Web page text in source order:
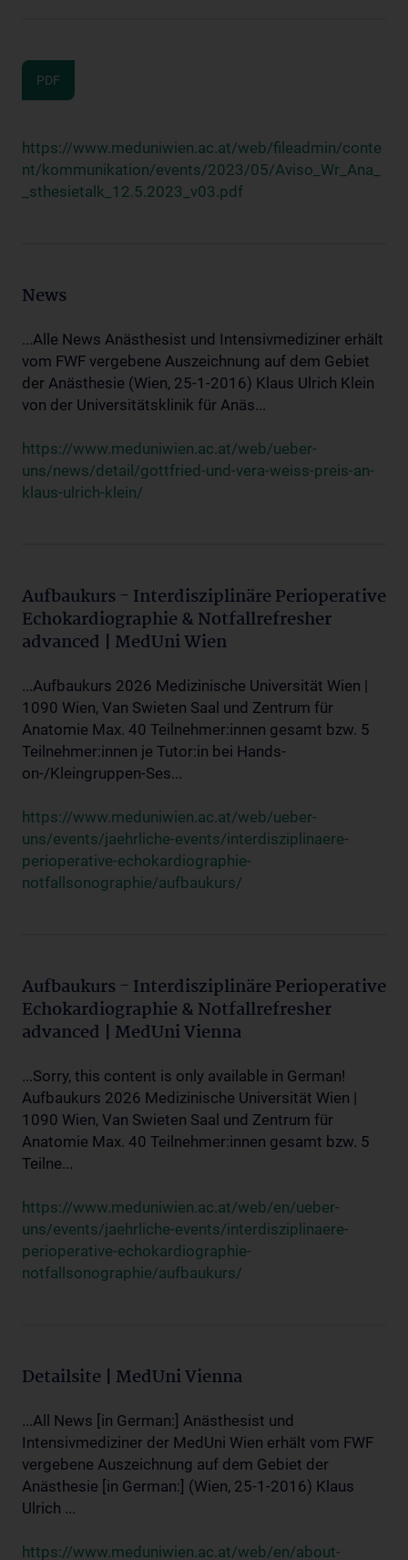
PDF
https://www.meduniwien.ac.at/web/fileadmin/conte
nt/kommunikation/events/2023/05/Aviso_Wr_Ana_
_sthesietalk_12.5.2023_v03.pdf
News
...Alle News Anästhesist und Intensivmediziner erhält
vom FWF vergebene Auszeichnung auf dem Gebiet
der Anästhesie (Wien, 25-1-2016) Klaus Ulrich Klein
von der Universitätsklinik für Anäs...
https://www.meduniwien.ac.at/web/ueber-
uns/news/detail/gottfried-und-vera-weiss-preis-an-
klaus-ulrich-klein/
Aufbaukurs - Interdisziplinäre Perioperative
Echokardiographie & Notfallrefresher
advanced | MedUni Wien
...Aufbaukurs 2026 Medizinische Universität Wien |
1090 Wien, Van Swieten Saal und Zentrum für
Anatomie Max. 40 Teilnehmer:innen gesamt bzw. 5
Teilnehmer:innen je Tutor:in bei Hands-
on-/Kleingruppen-Ses...
https://www.meduniwien.ac.at/web/ueber-
uns/events/jaehrliche-events/interdisziplinaere-
perioperative-echokardiographie-
notfallsonographie/aufbaukurs/
Aufbaukurs - Interdisziplinäre Perioperative
Echokardiographie & Notfallrefresher
advanced | MedUni Vienna
...Sorry, this content is only available in German!
Aufbaukurs 2026 Medizinische Universität Wien |
1090 Wien, Van Swieten Saal und Zentrum für
Anatomie Max. 40 Teilnehmer:innen gesamt bzw. 5
Teilne...
https://www.meduniwien.ac.at/web/en/ueber-
uns/events/jaehrliche-events/interdisziplinaere-
perioperative-echokardiographie-
notfallsonographie/aufbaukurs/
Detailsite | MedUni Vienna
...All News [in German:] Anästhesist und
Intensivmediziner der MedUni Wien erhält vom FWF
vergebene Auszeichnung auf dem Gebiet der
Anästhesie [in German:] (Wien, 25-1-2016) Klaus
Ulrich ...
https://www.meduniwien.ac.at/web/en/about-